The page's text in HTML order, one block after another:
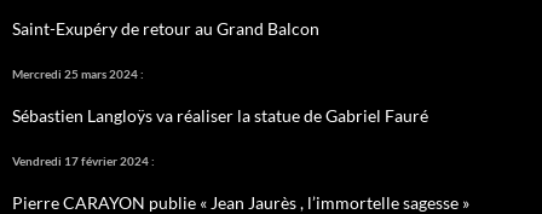
Saint-Exupéry de retour au Grand Balcon
Mercredi 25 mars 2024 :
Sébastien Langloÿs va réaliser la statue de Gabriel Fauré
Vendredi 17 février 2024 :
Pierre CARAYON publie « Jean Jaurès , l’immortelle sagesse »